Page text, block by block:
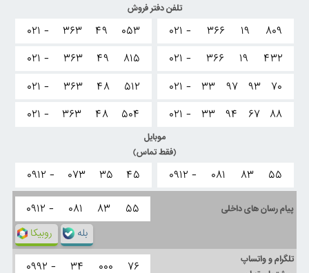
تلفن دفتر فروش
۰۲۱ - ۳۶۶ ۱۹
۸۰۹
۰۲۱ -
۳۶۶ ۱۹
۴۳۲
۰۲۱ -
۳۳ ۹۷ ۹۳
۷۰
۰۲۱ -
۳۳ ۹۴ ۶۷ ۸۸
۰۲۱ - ۳۶۳ ۴۹
۰۵۳
۰۲۱ -
۳۶۳ ۴۹
۸۱۵
۰۲۱ -
۳۶۳ ۴۸
۵۱۲
۰۲۱ -
۳۶۳ ۴۸ ۵۰۴
موبایل
(فقط تماس)
۰۹۱۲ - ۰۸۱ ۸۳ ۵۵ ۰۹۱۲ - ۰۷۳ ۳۵ ۴۵
پیام رسان های داخلی ۰۹۱۲ - ۰۸۱ ۸۳ ۵۵
روبیکا بله
تلگرام و واتساپ
۰۹۹۲ - ۳۴ ۰۰۰ ۷۶